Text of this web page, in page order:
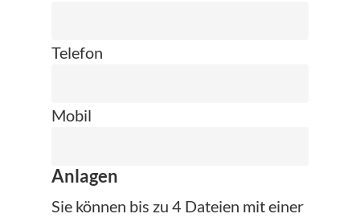
Telefon
Mobil
Anlagen
Sie können bis zu 4 Dateien mit einer